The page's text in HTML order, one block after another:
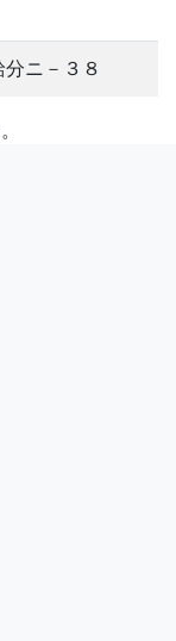
ニ－３８